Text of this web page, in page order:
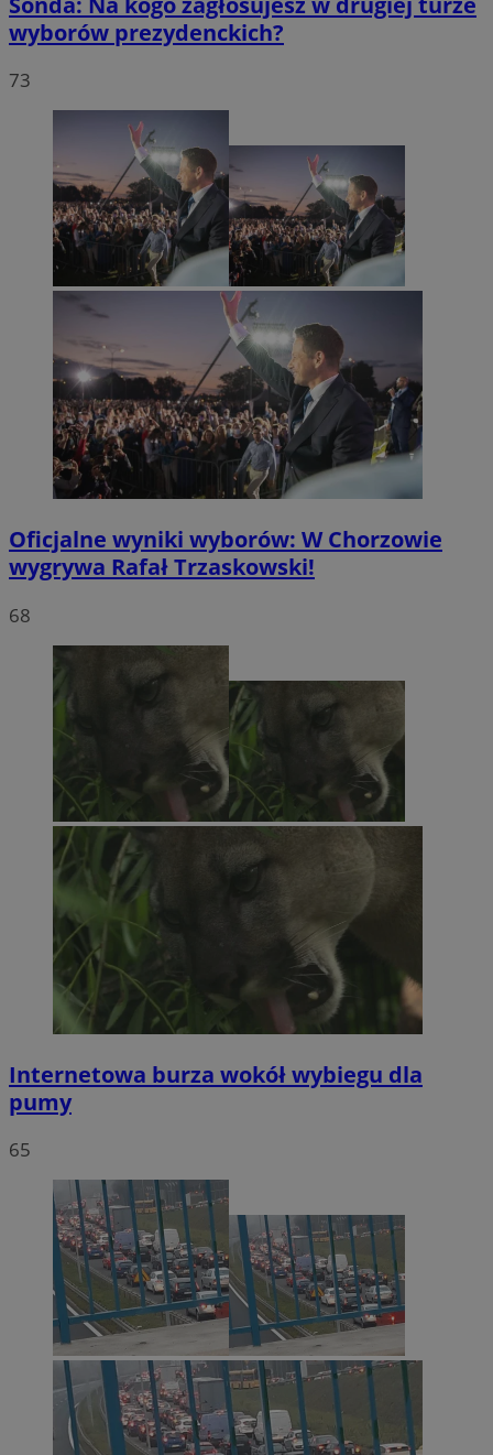
wyborów prezydenckich?
73
Oficjalne wyniki wyborów: W Chorzowie
wygrywa Rafał Trzaskowski!
68
Internetowa burza wokół wybiegu dla
pumy
65